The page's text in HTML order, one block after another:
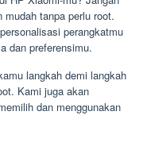
tanpa perlu root.
perangkatmu
dan preferensimu.
langkah demi langkah
Kami juga akan
dan menggunakan